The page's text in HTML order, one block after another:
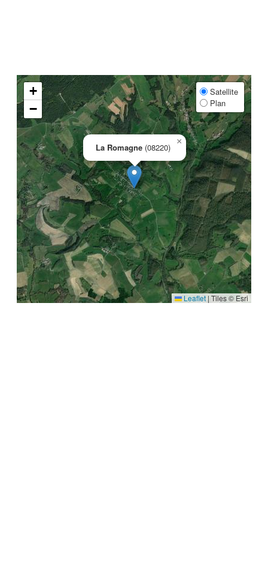
La Romagne (08220)
×
+
−
Satellite
Plan
Leaflet | Tiles © Esri